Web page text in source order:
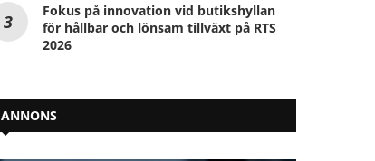
Fokus på innovation vid butikshyllan
för hållbar och lönsam tillväxt på RTS
2026
ANNONS